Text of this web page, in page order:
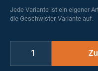
Jede Variante ist ein eigener
die Geschwister-Variante auf.